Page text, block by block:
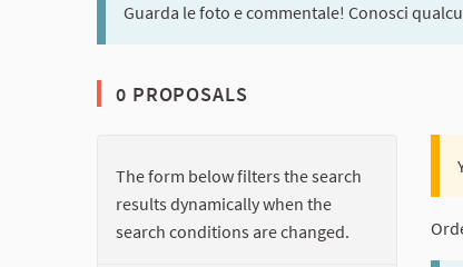
Guarda le foto e commentale! Conosci
0 PROPOSALS
The form below filters the search
results dynamically when the
search conditions are changed.